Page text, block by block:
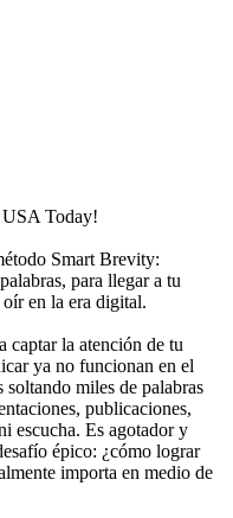
USA Today!
Smart Brevity:
para llegar a tu
en la era digital.
captar la atención de tu
ya no funcionan en el
miles de palabras
publicaciones,
escucha. Es agotador y
épico: ¿cómo lograr
importa en medio de